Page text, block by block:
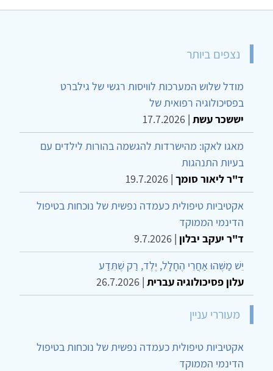
נצפים ביותר
מודל שלוש המערכות לוויסות רגשי של גילברט
בפסיכולוגיה רפואית של
יששכר עשת |
17.7.2026
מאגו לאקו: מהישרדות להגשמה בהורות לילדים עם
בעיות התנהגות
ד"ר ליאור סומך |
19.7.2026
אקטיביות טיפולית כעמדה נפשית של נוכחות בטיפול
הדינמי הממוקד
ד"ר יעקב יבלון |
9.7.2026
יֵשׁ מַשֶּׁהוּ אַחֲרֵי הֶחָלָל, יֶלֶד, רַק שֶׁתֵּדַע
עלון פסיכולוגיה עברית |
26.7.2026
מעוררי עניין
אקטיביות טיפולית כעמדה נפשית של נוכחות בטיפול
הדינמי הממוקד